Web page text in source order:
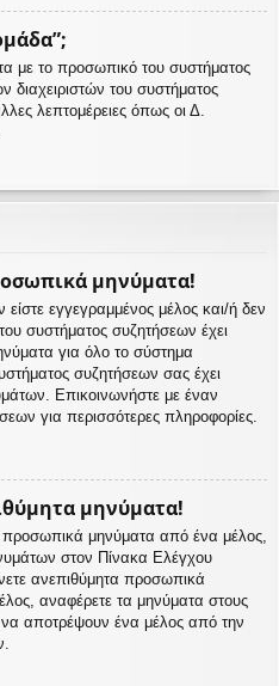
με το προσωπικό του συστήματος
του συστήματος
λεπτομέρειες όπως οι Δ.
μηνύματα!
εγγεγραμμένος μέλος και/ή δεν
συστήματος συζητήσεων έχει
για όλο το σύστημα
συζητήσεων σας έχει
Επικοινωνήστε με έναν
για περισσότερες πληροφορίες.
μηνύματα!
προσωπικά μηνύματα από ένα μέλος,
στον Πίνακα Ελέγχου
ανεπιθύμητα προσωπικά
αναφέρετε τα μηνύματα στους
αποτρέψουν ένα μέλος από την